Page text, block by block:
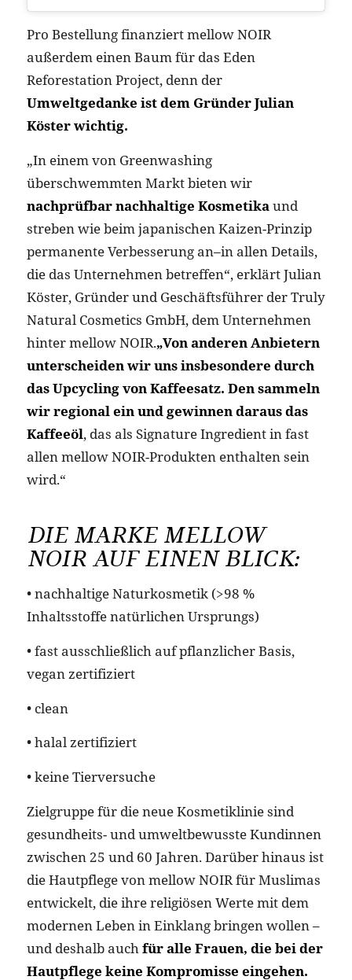
Pro Bestellung finanziert mellow NOIR
außerdem einen Baum für das Eden
Reforestation Project, denn der
Umweltgedanke ist dem Gründer Julian
Köster wichtig.
„In einem von Greenwashing
überschwemmten Markt bieten wir
nachprüfbar nachhaltige Kosmetikaund
streben wie beim japanischen Kaizen-Prinzip
permanente Verbesserung an–in allen Details,
die das Unternehmen betreffen“, erklärt Julian
Köster, Gründer und Geschäftsführer der Truly
Natural Cosmetics GmbH, dem Unternehmen
hinter mellow NOIR.„Von anderen Anbietern
unterscheiden wir uns insbesondere durch
das Upcycling von Kaffeesatz. Den sammeln
wir regional ein und gewinnen daraus das
Kaffeeöl, das als Signature Ingredient in fast
allen mellow NOIR-Produkten enthalten sein
wird.“
DIE MARKE MELLOW
NOIR AUF EINEN BLICK:
• nachhaltige Naturkosmetik (>98 %
Inhaltsstoffe natürlichen Ursprungs)
• fast ausschließlich auf pflanzlicher Basis,
vegan zertifiziert
• clean
• halal zertifiziert
• keine Tierversuche
Zielgruppe für die neue Kosmetiklinie sind
gesundheits- und umweltbewusste Kundinnen
zwischen 25 und 60 Jahren. Darüber hinaus ist
die Hautpflege von mellow NOIR für Muslimas
entwickelt, die ihre religiösen Werte mit dem
modernen Leben in Einklang bringen wollen –
und deshalb auchfür alle Frauen, die bei der
Hautpflege keine Kompromisse eingehen.